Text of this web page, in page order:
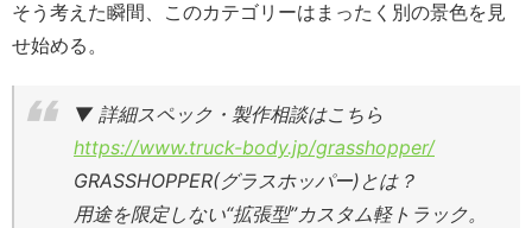
そう考えた瞬間、このカテゴリーはまったく別の景色を見
せ始める。
▼ 詳細スペック・製作相談はこちら
https://www.truck-body.jp/grasshopper/
GRASSHOPPER(グラスホッパー)とは？
用途を限定しない“拡張型”カスタム軽トラック。